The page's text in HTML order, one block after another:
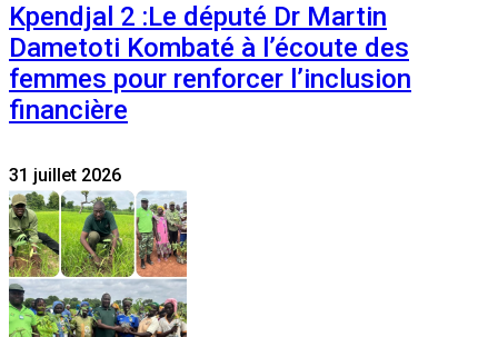
Kpendjal 2 :Le député Dr Martin
Dametoti Kombaté à l’écoute des
femmes pour renforcer l’inclusion
financière
31 juillet 2026